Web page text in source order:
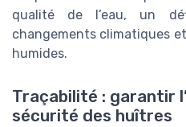
qualité de l’eau, un
changements climatiques
humides.
Traçabilité : garantir
sécurité des huîtres